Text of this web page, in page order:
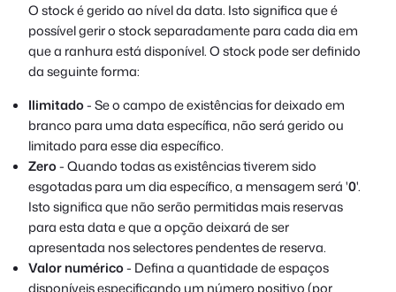
O stock é gerido ao nível da data. Isto significa que é
possível gerir o stock separadamente para cada dia em
que a ranhura está disponível. O stock pode ser definido
da seguinte forma:
Ilimitado- Se o campo de existências for deixado em
branco para uma data específica, não será gerido ou
limitado para esse dia específico.
Zero- Quando todas as existências tiverem sido
esgotadas para um dia específico, a mensagem será '0'.
Isto significa que não serão permitidas mais reservas
para esta data e que a opção deixará de ser
apresentada nos selectores pendentes de reserva.
Valor numérico- Defina a quantidade de espaços
disponíveis especificando um número positivo (por